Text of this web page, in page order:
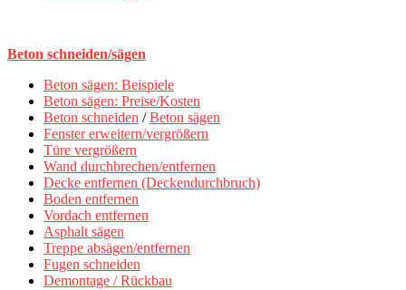
Beton schneiden/sägen
Beton sägen: Beispiele
Beton sägen: Preise/Kosten
Beton schneiden /Beton sägen
Fenster erweitern/vergrößern
Türe vergrößern
Wand durchbrechen/entfernen
Decke entfernen (Deckendurchbruch)
Boden entfernen
Vordach entfernen
Asphalt sägen
Treppe absägen/entfernen
Fugen schneiden
Demontage / Rückbau